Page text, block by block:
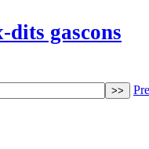
dits gascons